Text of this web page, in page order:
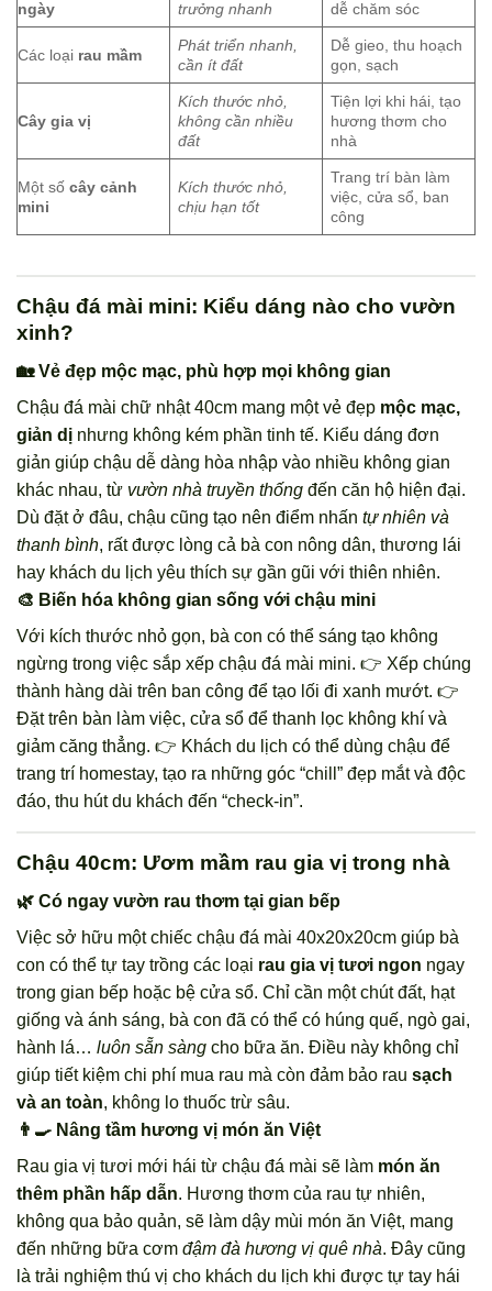
ngày trưởng nhanh dễ chăm sóc
Các loại rau mầm
Phát triển nhanh,
cần ít đất
Dễ gieo, thu hoạch
gọn, sạch
Cây gia vị
Kích thước nhỏ,
không cần nhiều
đất
Tiện lợi khi hái, tạo
hương thơm cho
nhà
Một số cây cảnh
mini
Kích thước nhỏ,
chịu hạn tốt
Trang trí bàn làm
việc, cửa sổ, ban
công
Chậu đá mài mini: Kiểu dáng nào cho vườn
xinh?
🏡 Vẻ đẹp mộc mạc, phù hợp mọi không gian
Chậu đá mài chữ nhật 40cm mang một vẻ đẹp mộc mạc,
giản dị nhưng không kém phần tinh tế. Kiểu dáng đơn
giản giúp chậu dễ dàng hòa nhập vào nhiều không gian
khác nhau, từ vườn nhà truyền thống đến căn hộ hiện đại.
Dù đặt ở đâu, chậu cũng tạo nên điểm nhấn tự nhiên và
thanh bình, rất được lòng cả bà con nông dân, thương lái
hay khách du lịch yêu thích sự gần gũi với thiên nhiên.
🎨 Biến hóa không gian sống với chậu mini
Với kích thước nhỏ gọn, bà con có thể sáng tạo không
ngừng trong việc sắp xếp chậu đá mài mini. 👉 Xếp chúng
thành hàng dài trên ban công để tạo lối đi xanh mướt. 👉
Đặt trên bàn làm việc, cửa sổ để thanh lọc không khí và
giảm căng thẳng. 👉 Khách du lịch có thể dùng chậu để
trang trí homestay, tạo ra những góc “chill” đẹp mắt và độc
đáo, thu hút du khách đến “check-in”.
Chậu 40cm: Ươm mầm rau gia vị trong nhà
🌿 Có ngay vườn rau thơm tại gian bếp
Việc sở hữu một chiếc chậu đá mài 40x20x20cm giúp bà
con có thể tự tay trồng các loại rau gia vị tươi ngon ngay
trong gian bếp hoặc bệ cửa sổ. Chỉ cần một chút đất, hạt
giống và ánh sáng, bà con đã có thể có húng quế, ngò gai,
hành lá… luôn sẵn sàng cho bữa ăn. Điều này không chỉ
giúp tiết kiệm chi phí mua rau mà còn đảm bảo rau sạch
và an toàn, không lo thuốc trừ sâu.
👨‍🍳 Nâng tầm hương vị món ăn Việt
Rau gia vị tươi mới hái từ chậu đá mài sẽ làm món ăn
thêm phần hấp dẫn. Hương thơm của rau tự nhiên,
không qua bảo quản, sẽ làm dậy mùi món ăn Việt, mang
đến những bữa cơm đậm đà hương vị quê nhà. Đây cũng
là trải nghiệm thú vị cho khách du lịch khi được tự tay hái